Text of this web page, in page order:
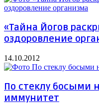
«Тайна Йогов
оздоровление
14.10.2012
По стеклу босыми
иммунитет